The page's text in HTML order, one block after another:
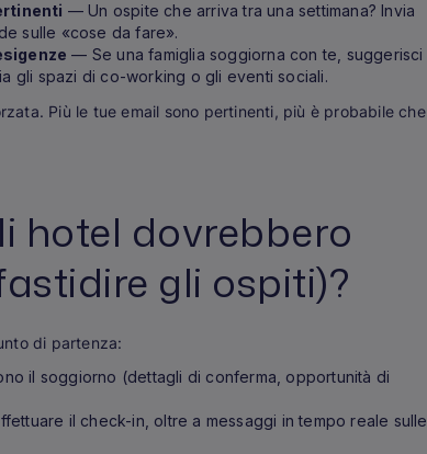
— Un ospite che arriva tra una settimana? Invia
sulle «cose da fare».
— Se una famiglia soggiorna con te, suggerisci
gli spazi di co-working o gli eventi sociali.
Più le tue email sono pertinenti, più è probabile che
hotel dovrebbero
gli ospiti)?
di partenza:
il soggiorno (dettagli di conferma, opportunità di
il check-in, oltre a messaggi in tempo reale sulle